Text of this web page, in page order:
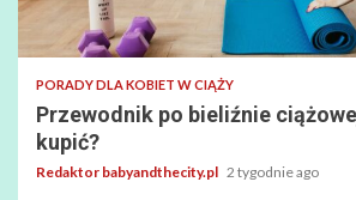
PORADY DLA KOBIET W CIĄŻY
Przewodnik po bieliźnie
kupić?
Redaktor babyandthecity.pl 2 tygodnie ago